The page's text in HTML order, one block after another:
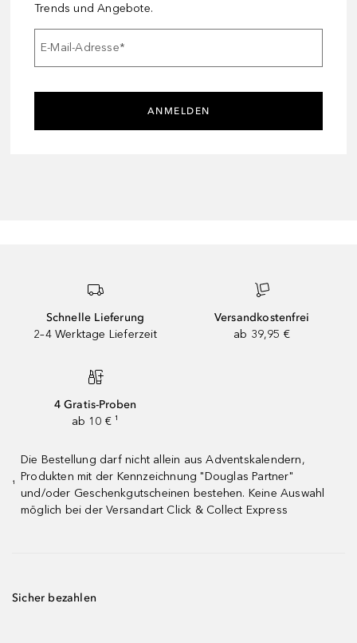
Trends und Angebote.
E-Mail-Adresse*
ANMELDEN
Schnelle Lieferung
2–4 Werktage Lieferzeit
Versandkostenfrei
ab 39,95 €
4 Gratis-Proben
ab 10 € ¹
¹
Die Bestellung darf nicht allein aus Adventskalendern,
Produkten mit der Kennzeichnung "Douglas Partner"
und/oder Geschenkgutscheinen bestehen. Keine Auswahl
möglich bei der Versandart Click & Collect Express
Sicher bezahlen